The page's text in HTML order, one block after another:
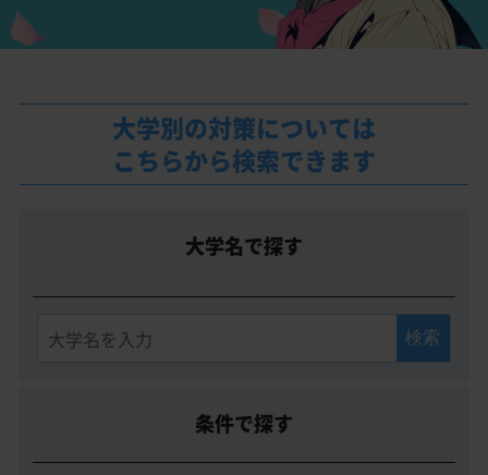
大学別の対策については
こちらから検索できます
大学名で探す
条件で探す